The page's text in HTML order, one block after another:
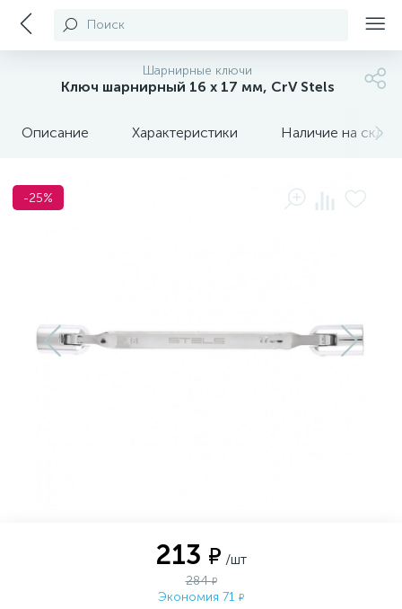
Поиск
Шарнирные ключи
Ключ шарнирный 16 х 17 мм, CrV Stels
Описание Характеристики Наличие на
-25%
213 ₽ /шт
284₽
Экономия 71 ₽